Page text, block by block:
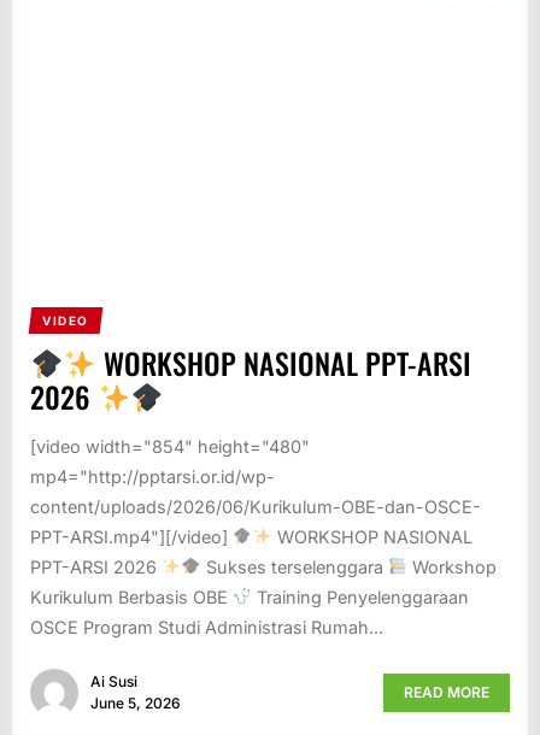
VIDEO
WORKSHOP NASIONAL PPT-ARSI
2026
[video width="854" height="480"
mp4="http://pptarsi.or.id/wp-
content/uploads/2026/06/Kurikulum-OBE-dan-OSCE-
PPT-ARSI.mp4"][/video]
WORKSHOP NASIONAL
PPT-ARSI 2026
Sukses terselenggara
Workshop
Kurikulum Berbasis OBE
Training Penyelenggaraan
OSCE Program Studi Administrasi Rumah...
Ai Susi
June 5, 2026
READ MORE